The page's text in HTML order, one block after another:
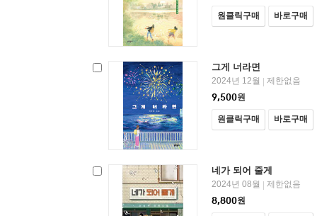
원클릭구매 바로구매
그게 너라면
2024년 12월
제한없음
9,500원
원클릭구매 바로구매
네가 되어 줄게
2024년 08월
제한없음
8,800원